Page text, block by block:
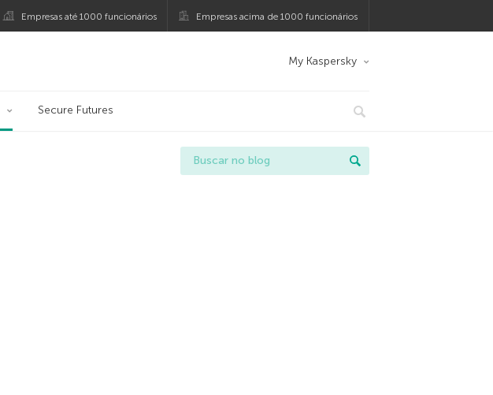
Empresas até 1000 funcionários Empresas acima de 1000 funcionários
My Kaspersky
Secure Futures